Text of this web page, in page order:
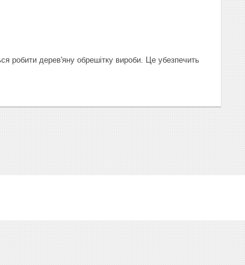
робити дерев'яну обрешітку вироби. Це убезпечить